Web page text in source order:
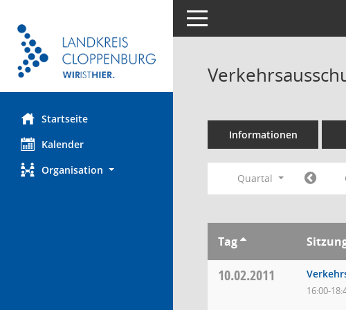
Startseite
Kalender
Organisation
Toggle navigation
Informationen
Quartal
Tag
10.02.2011
16:00-